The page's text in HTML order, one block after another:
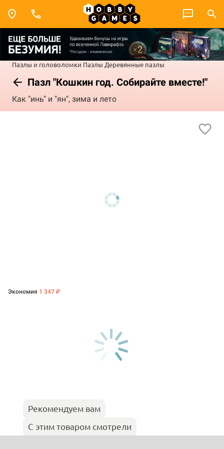
Пазлы и головоломки Пазлы Деревянные пазлы
Пазл "Кошкин год. Собирайте вместе!"
Как "инь" и "ян", зима и лето
Экономия 1 347 ₽
Рекомендуем вам
С этим товаром смотрели